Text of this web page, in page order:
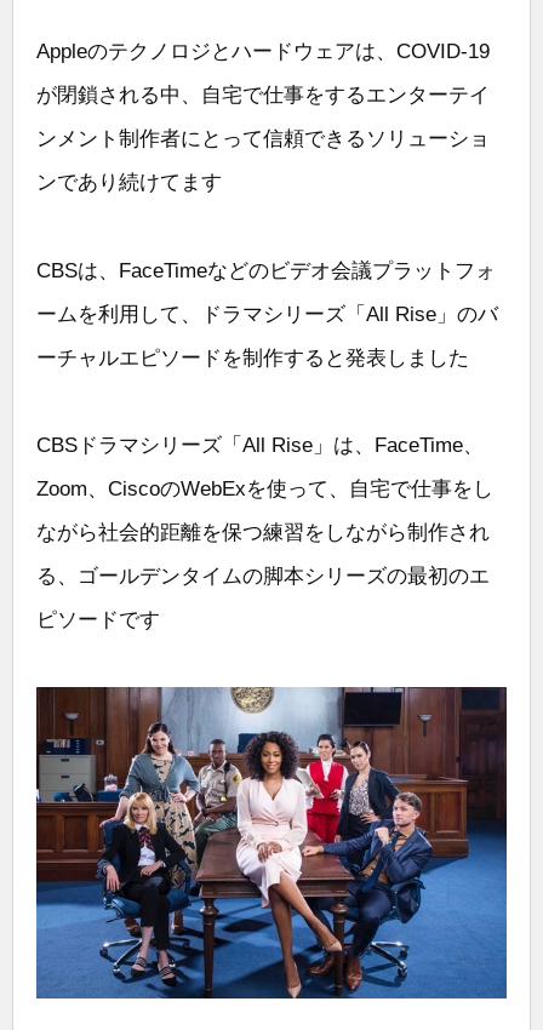
Appleのテクノロジとハードウェアは、COVID-19
が閉鎖される中、自宅で仕事をするエンターテイ
ンメント制作者にとって信頼できるソリューショ
ンであり続けてます
CBSは、FaceTimeなどのビデオ会議プラットフォ
ームを利用して、ドラマシリーズ「All Rise」のバ
ーチャルエピソードを制作すると発表しました
CBSドラマシリーズ「All Rise」は、FaceTime、
Zoom、CiscoのWebExを使って、自宅で仕事をし
ながら社会的距離を保つ練習をしながら制作され
る、ゴールデンタイムの脚本シリーズの最初のエ
ピソードです